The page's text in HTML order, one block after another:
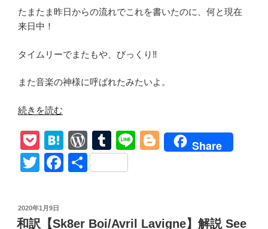
たまたま昨日からの流れでこれを書いたのに、何と現在
来日中！
タイムリーでまたもや、びっくり‼️
また音楽の神様に呼ばれたみたいよ。
“和
【Sum41/
Fatlip】
解
来
日
続きを読む
P
o
ck
H
at
e
a
W
or
d
e
T
u
m
r
Li
Bl
er
Share
T
tt
er
F
e
共
投
稿
2020年1月9日
和訳【Sk8er Boi/Avril Lavigne】解説 See